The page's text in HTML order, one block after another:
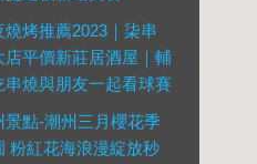
燒烤推薦2023｜柒串
店平價新莊居酒屋｜輔
串燒與朋友一起看球賽
景點-潮州三月櫻花季
粉紅花海浪漫綻放秒